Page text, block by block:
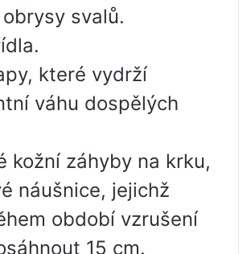
svalů.
které vydrží
váhu dospělých
kožní záhyby na krku,
náušnice, jejichž
období vzrušení
15 cm.